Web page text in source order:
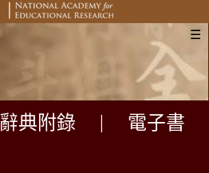
☰
辭典附錄
電子書